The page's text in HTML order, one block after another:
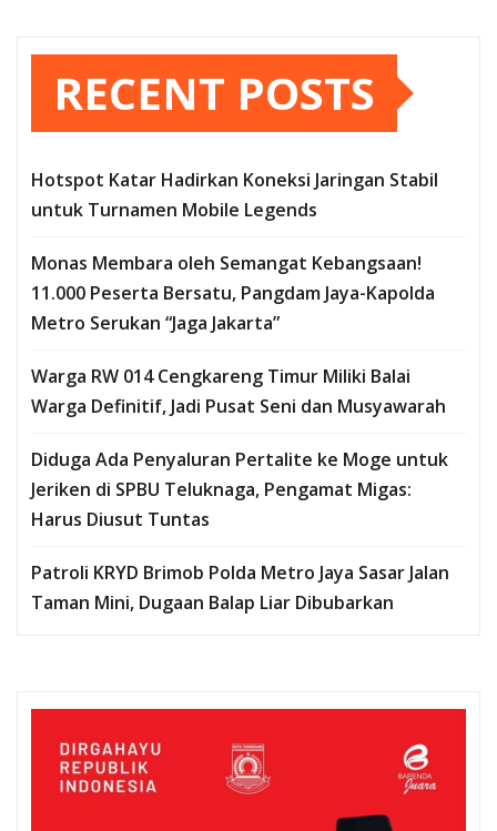
RECENT POSTS
Hotspot Katar Hadirkan Koneksi Jaringan Stabil
untuk Turnamen Mobile Legends
Monas Membara oleh Semangat Kebangsaan!
11.000 Peserta Bersatu, Pangdam Jaya-Kapolda
Metro Serukan “Jaga Jakarta”
Warga RW 014 Cengkareng Timur Miliki Balai
Warga Definitif, Jadi Pusat Seni dan Musyawarah
Diduga Ada Penyaluran Pertalite ke Moge untuk
Jeriken di SPBU Teluknaga, Pengamat Migas:
Harus Diusut Tuntas
Patroli KRYD Brimob Polda Metro Jaya Sasar Jalan
Taman Mini, Dugaan Balap Liar Dibubarkan